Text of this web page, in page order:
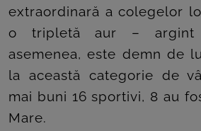
extraordinară a colegelor
o tripletă aur –
asemenea, este demn de
la această categorie de
mai buni 16 sportivi, 8 au
Mare.